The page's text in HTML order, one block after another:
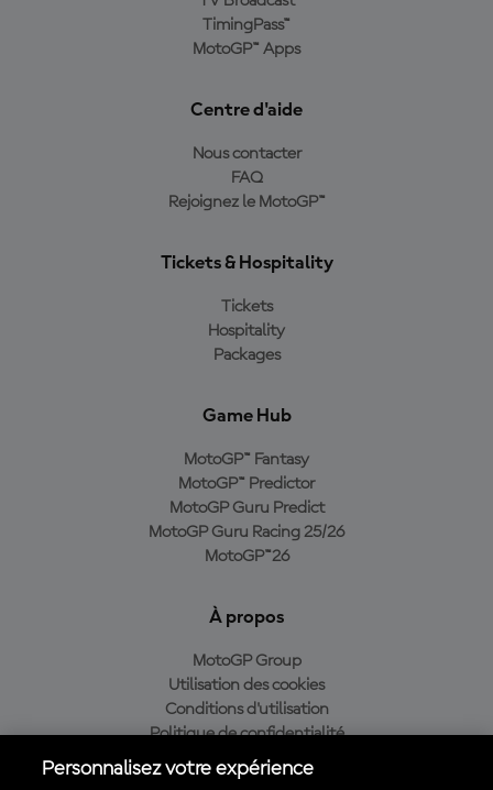
TimingPass™
MotoGP™ Apps
Centre d'aide
Nous contacter
FAQ
Rejoignez le MotoGP™
Tickets & Hospitality
Tickets
Hospitality
Packages
Game Hub
MotoGP™ Fantasy
MotoGP™ Predictor
MotoGP Guru Predict
MotoGP Guru Racing 25/26
MotoGP™26
À propos
MotoGP Group
Utilisation des cookies
Conditions d'utilisation
Politique de confidentialité
Politique d’achat
Personnalisez votre expérience